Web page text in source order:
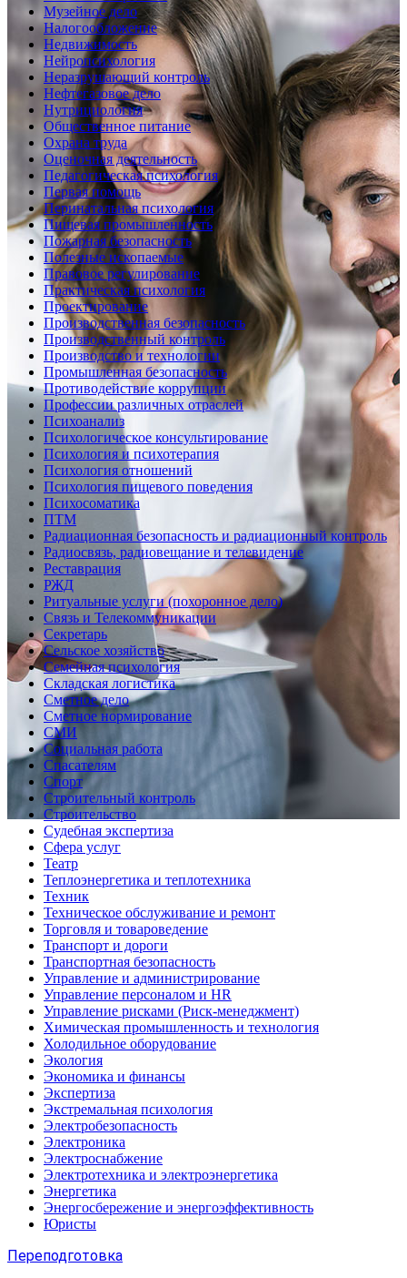
Музейное дело
Налогообложение
Недвижимость
Нейропсихология
Неразрушающий контроль
Нефтегазовое дело
Нутрициология
Общественное питание
Охрана труда
Оценочная деятельность
Педагогическая психология
Первая помощь
Перинатальная психология
Пищевая промышленность
Пожарная безопасность
Полезные ископаемые
Правовое регулирование
Практическая психология
Проектирование
Производственная безопасность
Производственный контроль
Производство и технологии
Промышленная безопасность
Противодействие коррупции
Профессии различных отраслей
Психоанализ
Психологическое консультирование
Психология и психотерапия
Психология отношений
Психология пищевого поведения
Психосоматика
ПТМ
Радиационная безопасность и радиационный контроль
Радиосвязь, радиовещание и телевидение
Реставрация
РЖД
Ритуальные услуги (похоронное дело)
Связь и Телекоммуникации
Секретарь
Сельское хозяйство
Семейная психология
Складская логистика
Сметное дело
Сметное нормирование
СМИ
Социальная работа
Спасателям
Спорт
Строительный контроль
Строительство
Судебная экспертиза
Сфера услуг
Театр
Теплоэнергетика и теплотехника
Техник
Техническое обслуживание и ремонт
Торговля и товароведение
Транспорт и дороги
Транспортная безопасность
Управление и администрирование
Управление персоналом и HR
Управление рисками (Риск-менеджмент)
Химическая промышленность и технология
Холодильное оборудование
Экология
Экономика и финансы
Экспертиза
Экстремальная психология
Электробезопасность
Электроника
Электроснабжение
Электротехника и электроэнергетика
Энергетика
Энергосбережение и энергоэффективность
Юристы
Переподготовка